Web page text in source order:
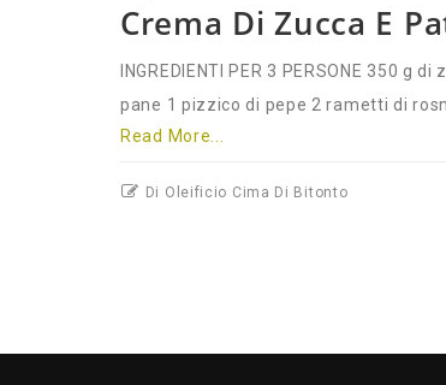
Crema Di Zucca E
INGREDIENTI PER 3 PERSONE 350
pane 1 pizzico di pepe 2 rametti di
Read More...
Di Oleificio Cima Di Bitonto